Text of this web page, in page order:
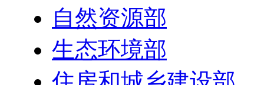
自然资源部
生态环境部